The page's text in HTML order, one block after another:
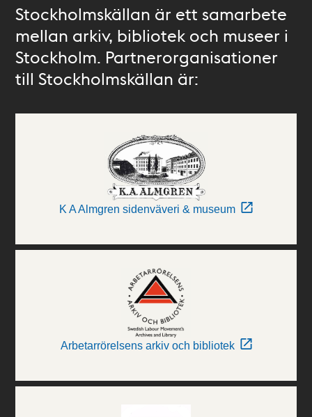
Stockholmskällan är ett samarbete
mellan arkiv, bibliotek och museer i
Stockholm. Partnerorganisationer
till Stockholmskällan är:
K A Almgren sidenväveri & museum
Arbetarrörelsens arkiv och bibliotek